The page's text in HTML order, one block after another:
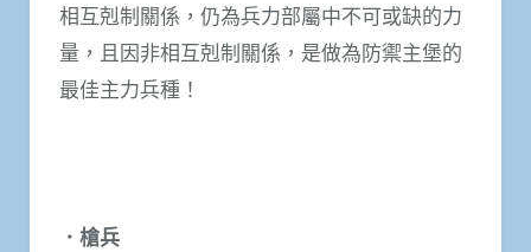
相互剋制關係，仍為兵力部屬中不可或缺的力
量，且因非相互剋制關係，是做為防禦主堡的
最佳主力兵種！
．槍兵